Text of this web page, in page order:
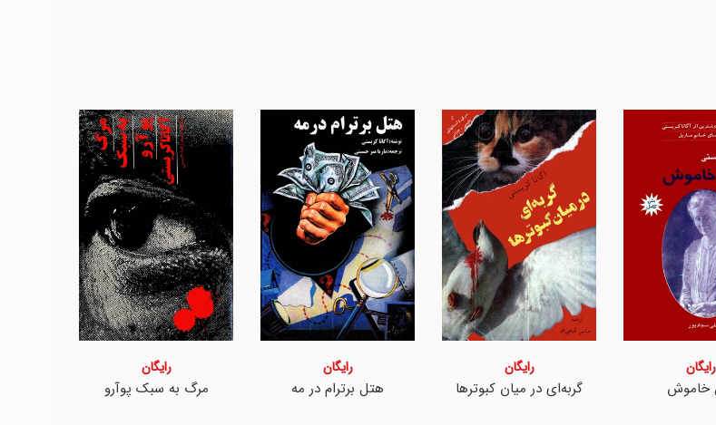
خاموش
رایگان
گربه‌ای در میان کبوترها
رایگان
هتل برترام در مه
رایگان
مرگ به سبک پوآرو
رایگان